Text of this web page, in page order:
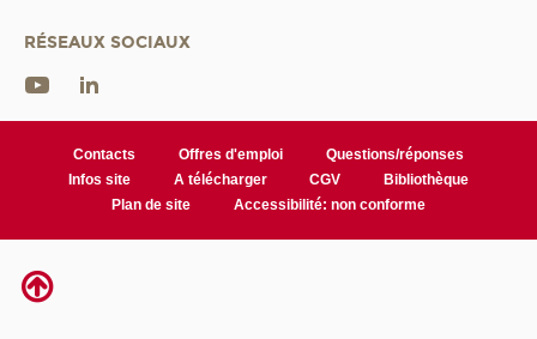
RÉSEAUX SOCIAUX
Contacts Offres d'emploi
Questions/réponses
Infos site
A télécharger CGV
Bibliothèque
Plan de site
Accessibilité: non conforme